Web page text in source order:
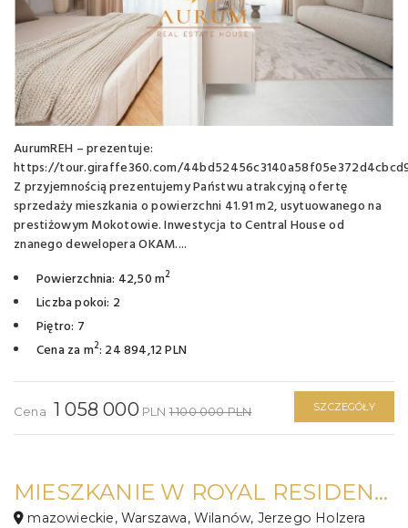
AurumREH – prezentuje:
https://tour.giraffe360.com/
Z przyjemnością prezentujemy Państwu atrakcyjną ofertę
sprzedaży mieszkania o powierzchni 41.91 m2, usytuowanego na
prestiżowym Mokotowie. Inwestycja to Central House od
znanego dewelopera OKAM....
Powierzchnia: 42,50 m2
Liczba pokoi: 2
Piętro: 7
Cena za m2: 24 894,12 PLN
Cena 1 058 000 PLN1 100 000 PLN SZCZEGÓŁY
MIESZKANIE W ROYAL RESIDENCE - 2 POKOJE 46 M2
mazowieckie, Warszawa, Wilanów, Jerzego Holzera